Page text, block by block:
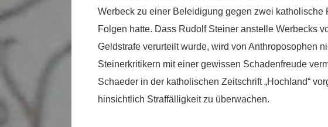
Werbeck zu einer Beleidigung gegen zwei katholische
Folgen hatte. Dass Rudolf Steiner anstelle Werbecks
Geldstrafe verurteilt wurde, wird von Anthroposophen
Steinerkritikern mit einer gewissen Schadenfreude
Schaeder in der katholischen Zeitschrift „Hochland“
hinsichtlich Straffälligkeit zu überwachen.